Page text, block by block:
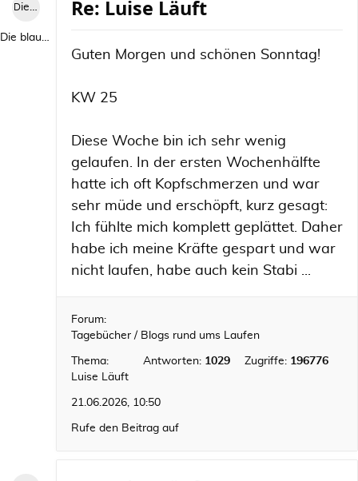
Die blaue Luise
Die blaue Luise
Re: Luise Läuft
Guten Morgen und schönen Sonntag!
KW 25
Diese Woche bin ich sehr wenig
gelaufen. In der ersten Wochenhälfte
hatte ich oft Kopfschmerzen und war
sehr müde und erschöpft, kurz gesagt:
Ich fühlte mich komplett geplättet. Daher
habe ich meine Kräfte gespart und war
nicht laufen, habe auch kein Stabi ...
Forum:
Tagebücher / Blogs rund ums Laufen
Thema:
Luise Läuft
Antworten: 1029 Zugriffe: 196776
21.06.2026, 10:50
Rufe den Beitrag auf